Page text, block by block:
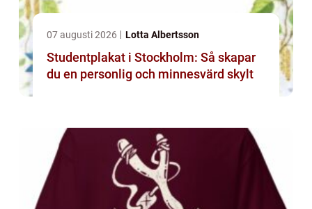
07 augusti 2026 Lotta Albertsson
Studentplakat i Stockholm: Så skapar
du en personlig och minnesvärd skylt